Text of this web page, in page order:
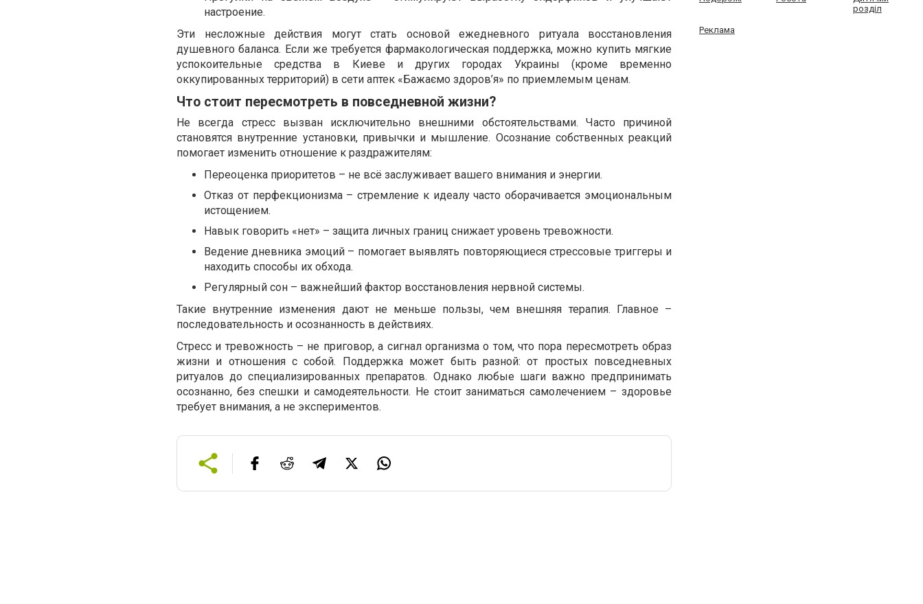
настроение.
Эти несложные действия могут стать основой ежедневного ритуала восстановления
душевного баланса. Если же требуется фармакологическая поддержка, можно купить мягкие
успокоительные средства в Киеве и других городах Украины (кроме временно
оккупированных территорий) в сети аптек «Бажаємо здоров’я» по приемлемым ценам.
Что стоит пересмотреть в повседневной жизни?
Не всегда стресс вызван исключительно внешними обстоятельствами. Часто причиной
становятся внутренние установки, привычки и мышление. Осознание собственных реакций
помогает изменить отношение к раздражителям:
Переоценка приоритетов – не всё заслуживает вашего внимания и энергии.
Отказ от перфекционизма – стремление к идеалу часто оборачивается эмоциональным
истощением.
Навык говорить «нет» – защита личных границ снижает уровень тревожности.
Ведение дневника эмоций – помогает выявлять повторяющиеся стрессовые триггеры и
находить способы их обхода.
Регулярный сон – важнейший фактор восстановления нервной системы.
Такие внутренние изменения дают не меньше пользы, чем внешняя терапия. Главное –
последовательность и осознанность в действиях.
Стресс и тревожность – не приговор, а сигнал организма о том, что пора пересмотреть образ
жизни и отношения с собой. Поддержка может быть разной: от простых повседневных
ритуалов до специализированных препаратов. Однако любые шаги важно предпринимать
осознанно, без спешки и самодеятельности. Не стоит заниматься самолечением – здоровье
требует внимания, а не экспериментов.
розділ
Реклама